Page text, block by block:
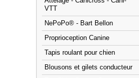
VTT
NePoPo® - Bart Bellon
Proprioception Canine
Tapis roulant pour chien
Blousons et gilets conducteur